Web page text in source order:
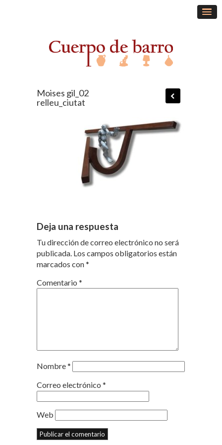
Moises gil_02
relleu_ciutat
Deja una respuesta
Tu dirección de correo electrónico no será
publicada. Los campos obligatorios están
marcados con*
Comentario *
Nombre*
Correo electrónico *
Web